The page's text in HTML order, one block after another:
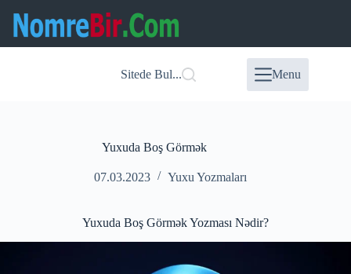
content
Sitede Bul... Menu
Yuxuda Boş Görmək
07.03.2023 Yuxu Yozmaları
Yuxuda Boş Görmək Yozması Nədir?